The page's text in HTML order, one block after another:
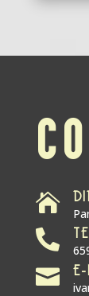


